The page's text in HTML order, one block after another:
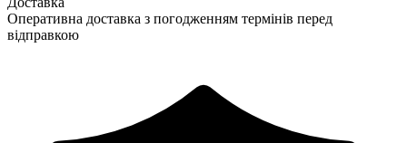
Оперативна доставка з погодженням термінів перед
відправкою